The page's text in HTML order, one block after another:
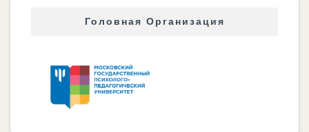
Головная Организация